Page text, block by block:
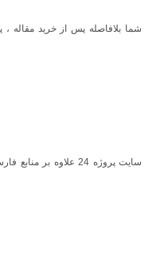
شما بلافاصله پس از خرید مقاله ،
سایت پروژه 24 علاوه